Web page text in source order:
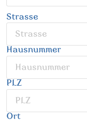
Strasse
Hausnummer
PLZ
Ort